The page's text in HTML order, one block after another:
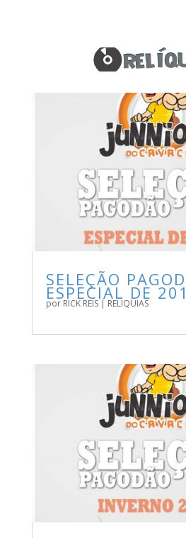
SELEÇÃO
ESPECIAL DE
por RICK REIS| RELIQUIAS